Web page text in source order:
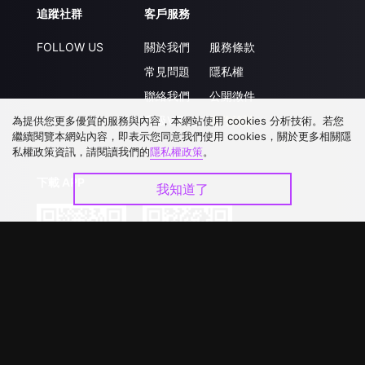
追蹤社群
FOLLOW US
客戶服務
關於我們
常見問題
聯絡我們
升級VIP
服務條款
隱私權
公開徵件
合作洽談
為提供您更多優質的服務與內容，本網站使用 cookies 分析技術。若您
繼續閱覽本網站內容，即表示您同意我們使用 cookies，關於更多相關隱
私權政策資訊，請閱讀我們的隱私權政策。
我知道了